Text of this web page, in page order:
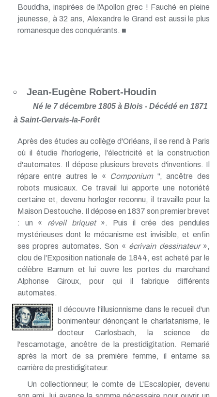
Bouddha, inspirées de l'Apollon grec ! Fauché en pleine
jeunesse, à 32 ans, Alexandre le Grand est aussi le plus
romanesque des conquérants. ■
Jean-Eugène Robert-Houdin
Né le 7 décembre 1805 à Blois - Décédé en 1871
à Saint-Gervais-la-Forêt
Après des études au collège d'Orléans, il se rend à Paris
où il étudie l'horlogerie, l'électricité et la construction
d'automates. Il dépose plusieurs brevets d'inventions. Il
répare entre autres le « Componium", ancêtre des
robots musicaux. Ce travail lui apporte une notoriété
certaine et, devenu horloger reconnu, il travaille pour la
Maison Destouche. Il dépose en 1837 son premier brevet
: un « réveil briquet». Puis il crée des pendules
mystérieuses dont le mécanisme est invisible, et enfin
ses propres automates. Son « écrivain dessinateur»,
clou de l'Exposition nationale de 1844, est acheté par le
célèbre Barnum et lui ouvre les portes du marchand
Alphonse Giroux, pour qui il fabrique différents
automates.
Il découvre l'illusionnisme dans le recueil d'un
bonimenteur dénonçant le charlatanisme, le
docteur Carlosbach, la science de
l'escamotage, ancêtre de la prestidigitation. Remarié
après la mort de sa première femme, il entame sa
carrière de prestidigitateur.
Un collectionneur, le comte de L'Escalopier, devenu